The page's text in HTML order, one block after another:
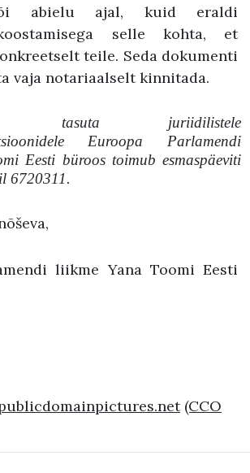
abielu ajal, kuid eraldi
selle kohta, et
teile. Seda dokumenti
vaja notariaalselt kinnitada.
tasuta juriidilistele
Euroopa Parlamendi
Eesti büroos toimub esmaspäeviti
6720311.
liikme Yana Toomi Eesti
(CCO